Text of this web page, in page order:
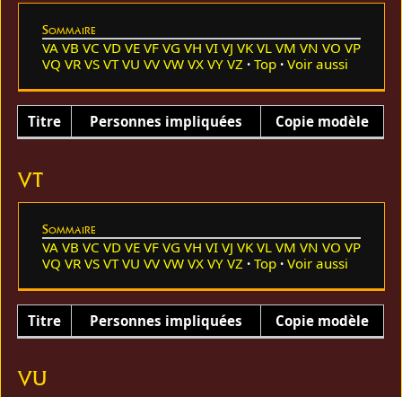
Sommaire
VA VB VC VD VE VF VG VH VI VJ VK VL VM VN VO VP
VQ VR VS VT VU VV VW VX VY VZ Top Voir aussi
Titre Personnes impliquées Copie modèle
VT
Sommaire
VA VB VC VD VE VF VG VH VI VJ VK VL VM VN VO VP
VQ VR VS VT VU VV VW VX VY VZ Top Voir aussi
Titre Personnes impliquées Copie modèle
VU